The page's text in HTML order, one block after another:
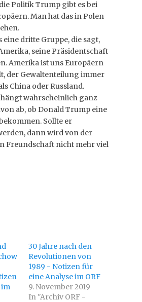
Politik Trump gibt es bei
Man hat das in Polen
eine dritte Gruppe, die sagt,
seine Präsidentschaft
Amerika ist uns Europäern
der Gewaltenteilung immer
China oder Russland.
hängt wahrscheinlich ganz
ab, ob Donald Trump eine
Sollte er
dann wird von der
Freundschaft nicht mehr viel
im
30 Jahre nach den
Revolutionen von
1989 - Notizen für
eine Analyse im ORF
9. November 2019
In "Archiv ORF -